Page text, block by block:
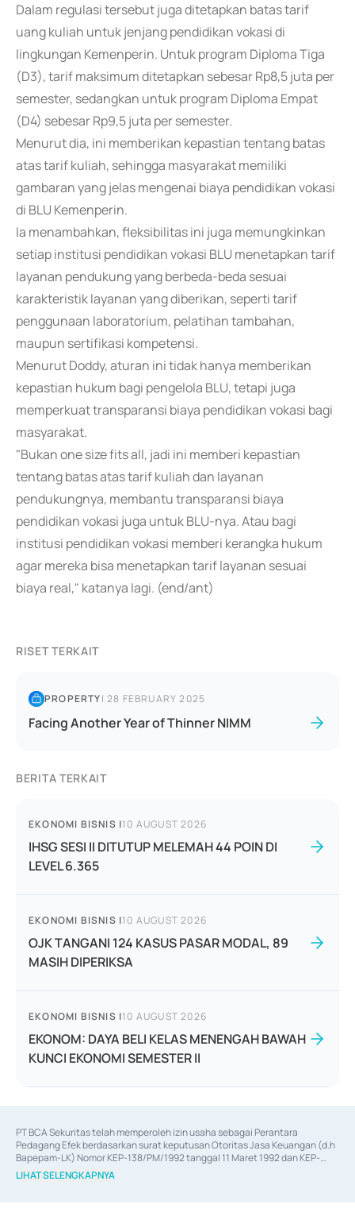
Dalam regulasi tersebut juga ditetapkan batas tarif
uang kuliah untuk jenjang pendidikan vokasi di
lingkungan Kemenperin. Untuk program Diploma Tiga
(D3), tarif maksimum ditetapkan sebesar Rp8,5 juta per
semester, sedangkan untuk program Diploma Empat
(D4) sebesar Rp9,5 juta per semester.
Menurut dia, ini memberikan kepastian tentang batas
atas tarif kuliah, sehingga masyarakat memiliki
gambaran yang jelas mengenai biaya pendidikan vokasi
di BLU Kemenperin.
Ia menambahkan, fleksibilitas ini juga memungkinkan
setiap institusi pendidikan vokasi BLU menetapkan tarif
layanan pendukung yang berbeda-beda sesuai
karakteristik layanan yang diberikan, seperti tarif
penggunaan laboratorium, pelatihan tambahan,
maupun sertifikasi kompetensi.
Menurut Doddy, aturan ini tidak hanya memberikan
kepastian hukum bagi pengelola BLU, tetapi juga
memperkuat transparansi biaya pendidikan vokasi bagi
masyarakat.
"Bukan one size fits all, jadi ini memberi kepastian
tentang batas atas tarif kuliah dan layanan
pendukungnya, membantu transparansi biaya
pendidikan vokasi juga untuk BLU-nya. Atau bagi
institusi pendidikan vokasi memberi kerangka hukum
agar mereka bisa menetapkan tarif layanan sesuai
biaya real," katanya lagi. (end/ant)
RISET TERKAIT
PROPERTY|28 FEBRUARY 2025
Facing Another Year of Thinner NIMM
BERITA TERKAIT
EKONOMI BISNIS |10 AUGUST 2026
IHSG SESI II DITUTUP MELEMAH 44 POIN DI
LEVEL 6.365
EKONOMI BISNIS |10 AUGUST 2026
OJK TANGANI 124 KASUS PASAR MODAL, 89
MASIH DIPERIKSA
EKONOMI BISNIS |10 AUGUST 2026
EKONOM: DAYA BELI KELAS MENENGAH BAWAH
KUNCI EKONOMI SEMESTER II
PT BCA Sekuritas telah memperoleh izin usaha sebagai Perantara
Pedagang Efek berdasarkan surat keputusan Otoritas Jasa Keuangan (d.h
Bapepam-LK) Nomor KEP-138/PM/1992 tanggal 11 Maret 1992 dan KEP-
06/D.04/2014 tanggal 28 Februari 2014, izin usaha sebagai Penjamin Emisi
Efek berdasarkan surat keputusan Otoritas Jasa Keuangan Nomor KEP-
LIHAT SELENGKAPNYA